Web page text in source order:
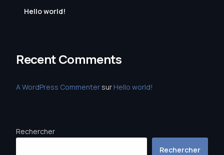
Hello world!
Recent Comments
A WordPress Commenter sur Hello world!
Rechercher
Rechercher